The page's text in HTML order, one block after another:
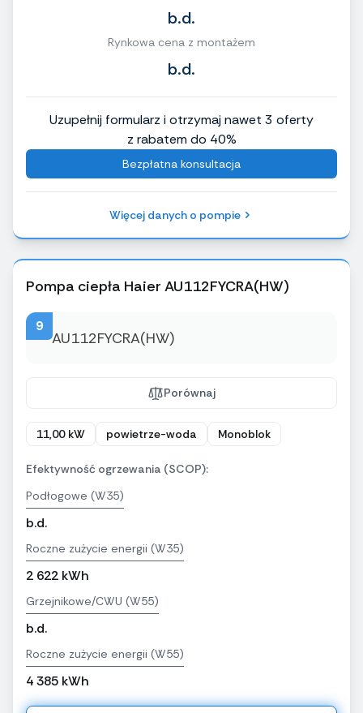
b.d.
Rynkowa cena z montażem
b.d.
Uzupełnij formularz i otrzymaj nawet 3 oferty
z rabatem do 40%
Bezpłatna konsultacja
Więcej danych o pompie
Pompa ciepła Haier AU112FYCRA(HW)
9
Porównaj
11,00 kW powietrze-woda Monoblok
Efektywność ogrzewania (SCOP):
Podłogowe (W35)
b.d.
Roczne zużycie energii (W35)
2 622 kWh
Grzejnikowe/CWU (W55)
b.d.
Roczne zużycie energii (W55)
4 385 kWh